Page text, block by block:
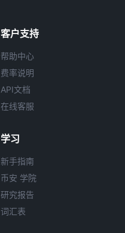
客户支持
帮助中心
费率说明
API文档
在线客服
学习
新手指南
币安 学院
研究报告
词汇表